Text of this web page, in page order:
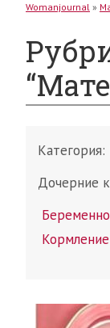
Womanjournal »
Категория:
Дочерние